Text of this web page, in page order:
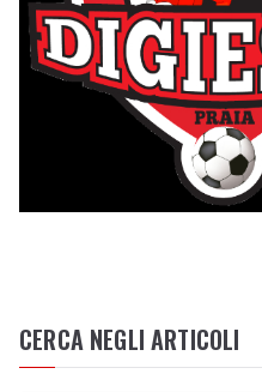
CERCA NEGLI ARTICOLI